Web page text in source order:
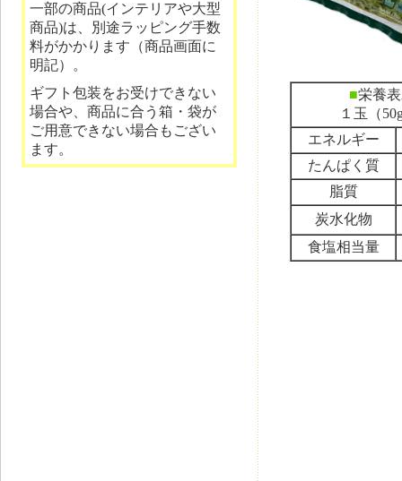
一部の商品(インテリアや大型
商品)は、別途ラッピング手数
料がかかります（商品画面に
明記）。
ギフト包装をお受けできない
場合や、商品に合う箱・袋が
ご用意できない場合もござい
ます。
■栄養
１玉（
エネルギー
たんぱく質
脂質
炭水化物
食塩相当量